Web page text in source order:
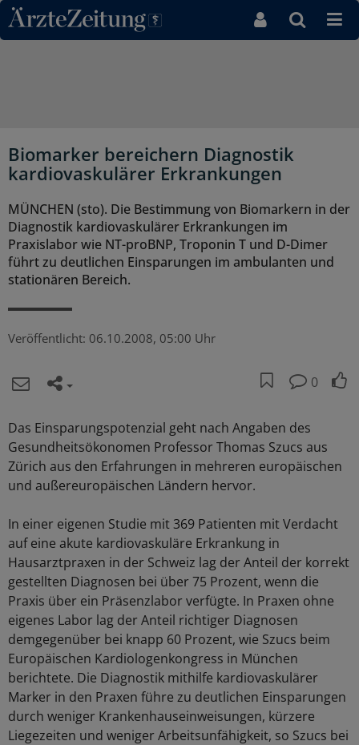
Direkt zum Inhaltsbereich
Biomarker bereichern Diagnostik
kardiovaskulärer Erkrankungen
MÜNCHEN (sto). Die Bestimmung von Biomarkern in der
Diagnostik kardiovaskulärer Erkrankungen im
Praxislabor wie NT-proBNP, Troponin T und D-Dimer
führt zu deutlichen Einsparungen im ambulanten und
stationären Bereich.
Veröffentlicht: 06.10.2008, 05:00 Uhr
0
Das Einsparungspotenzial geht nach Angaben des
Gesundheitsökonomen Professor Thomas Szucs aus
Zürich aus den Erfahrungen in mehreren europäischen
und außereuropäischen Ländern hervor.
In einer eigenen Studie mit 369 Patienten mit Verdacht
auf eine akute kardiovaskuläre Erkrankung in
Hausarztpraxen in der Schweiz lag der Anteil der korrekt
gestellten Diagnosen bei über 75 Prozent, wenn die
Praxis über ein Präsenzlabor verfügte. In Praxen ohne
eigenes Labor lag der Anteil richtiger Diagnosen
demgegenüber bei knapp 60 Prozent, wie Szucs beim
Europäischen Kardiologenkongress in München
berichtete. Die Diagnostik mithilfe kardiovaskulärer
Marker in den Praxen führe zu deutlichen Einsparungen
durch weniger Krankenhauseinweisungen, kürzere
Liegezeiten und weniger Arbeitsunfähigkeit, so Szucs bei